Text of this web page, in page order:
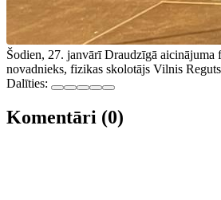
Šodien, 27. janvārī Draudzīgā
novadnieks, fizikas skolotājs Vilnis
Dalīties:
Komentāri (0)